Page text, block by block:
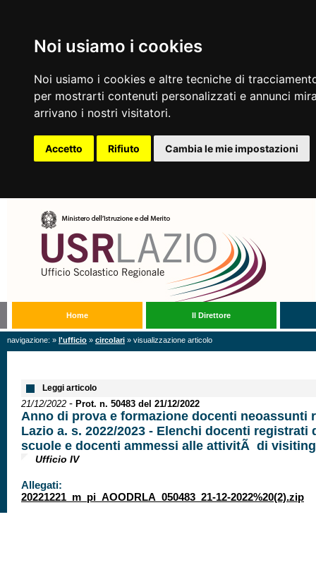
Noi usiamo i cookies
Noi usiamo i cookies e altre tecniche di
per mostrarti contenuti personalizzati e annunci
arrivano i nostri visitatori.
Accetto Rifiuto Cambia le mie impostazioni
Home Il Direttore
navigazione: » l'ufficio » circolari » visualizzazione articolo
Leggi articolo
21/12/2022 - Prot. n. 50483 del 21/12/2022
Anno di prova e formazione docenti neoassunti
Lazio a. s. 2022/2023 - Elenchi docenti registrati
scuole e docenti ammessi alle attivitÃ di visiting
Ufficio IV
Allegati:
20221221_m_pi_AOODRLA_050483_21-12-2022%20(2).zip